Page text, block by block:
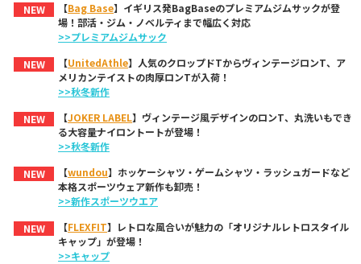
NEW
【Bag Base】イギリス発BagBaseのプレミアムジムサックが登
場！部活・ジム・ノベルティまで幅広く対応
>>プレミアムジムサック
NEW
【UnitedAthle】人気のクロップドTからヴィンテージロンT、ア
メリカンテイストの肉厚ロンTが入荷！
>>秋冬新作
NEW
【JOKER LABEL】ヴィンテージ風デザインのロンT、丸洗いもでき
る大容量ナイロントートが登場！
>>秋冬新作
NEW
【wundou】ホッケーシャツ・ゲームシャツ・ラッシュガードなど
本格スポーツウェア新作も卸売！
>>新作スポーツウエア
NEW
【FLEXFIT】レトロな風合いが魅力の「オリジナルレトロスタイル
キャップ」が登場！
>>キャップ